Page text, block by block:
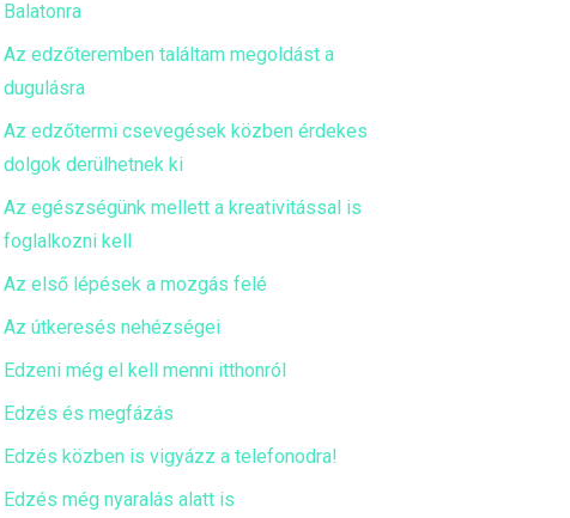
Balatonra
Az edzőteremben találtam megoldást a
dugulásra
Az edzőtermi csevegések közben érdekes
dolgok derülhetnek ki
Az egészségünk mellett a kreativitással is
foglalkozni kell
Az első lépések a mozgás felé
Az útkeresés nehézségei
Edzeni még el kell menni itthonról
Edzés és megfázás
Edzés közben is vigyázz a telefonodra!
Edzés még nyaralás alatt is